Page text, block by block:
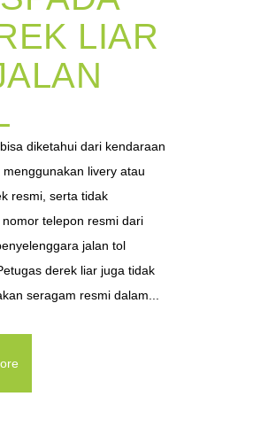
LIAR
diketahui dari kendaraan
livery atau
resmi, serta tidak
telepon resmi dari
jalan tol
derek liar juga tidak
seragam resmi dalam...